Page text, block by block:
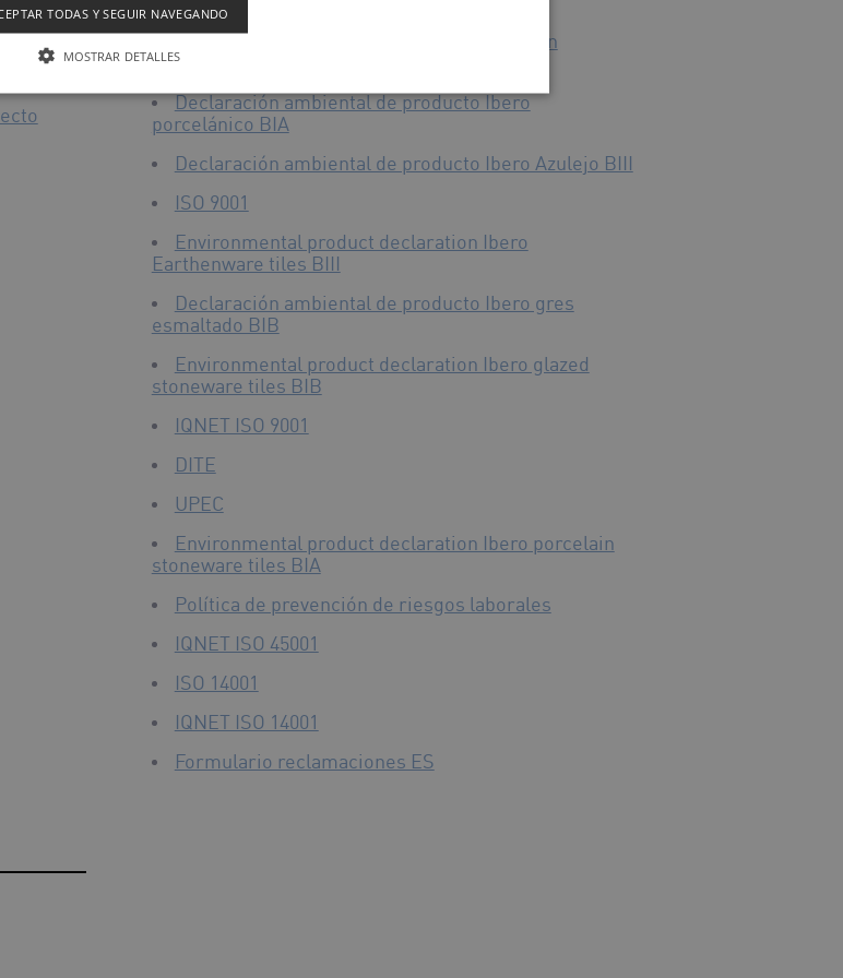
Environmental product declaration Keraben
earthenware tiles BIII
Declaración ambiental de producto Ibero
porcelánico BIA
Declaración ambiental de producto Ibero Azulejo BIII
ISO 9001
Environmental product declaration Ibero
Earthenware tiles BIII
Declaración ambiental de producto Ibero gres
esmaltado BIB
Environmental product declaration Ibero glazed
stoneware tiles BIB
IQNET ISO 9001
DITE
UPEC
Environmental product declaration Ibero porcelain
stoneware tiles BIA
Política de prevención de riesgos laborales
IQNET ISO 45001
ISO 14001
IQNET ISO 14001
Formulario reclamaciones ES
TODAS Y SEGUIR NAVEGANDO
MOSTRAR DETALLES